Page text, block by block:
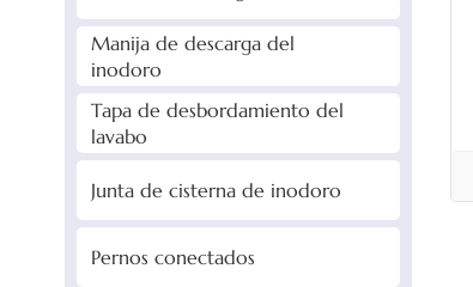
Manija de descarga del
inodoro
Tapa de desbordamiento del
lavabo
Junta de cisterna de inodoro
Pernos conectados